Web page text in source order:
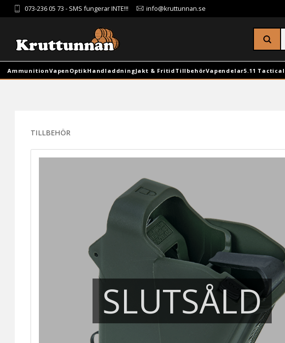
073-236 05 73 - SMS fungerar INTE!!! info@kruttunnan.se
AmmunitionVapen OptikHandladdningJakt & Fritid TillbehörVapendelar5.11 Tactical
TILLBEHÖR
SLUTSÅLD